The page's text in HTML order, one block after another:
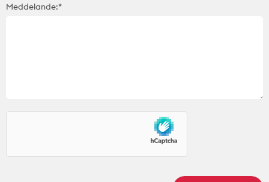
Meddelande:*